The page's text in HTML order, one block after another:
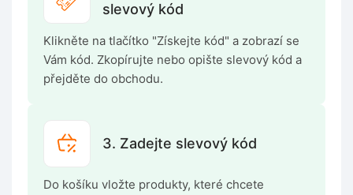
slevový kód
Klikněte na tlačítko "Získejte kód" a zobrazí se
Vám kód. Zkopírujte nebo opište slevový kód a
přejděte do obchodu.
3. Zadejte slevový kód
Do košíku vložte produkty, které chcete